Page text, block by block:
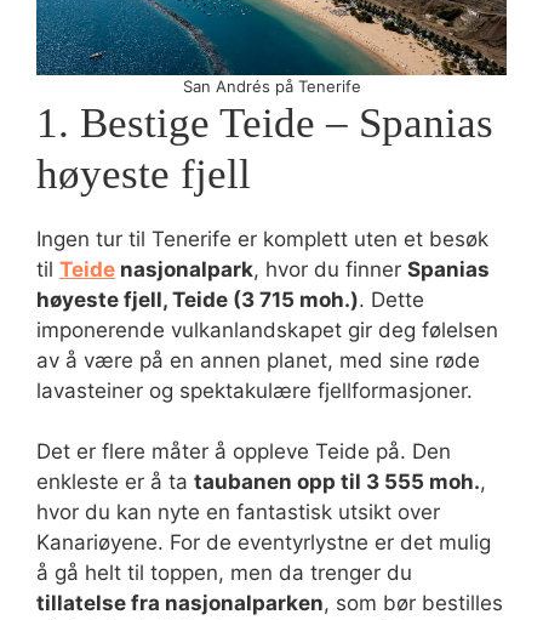
San Andrés på Tenerife
1. Bestige Teide – Spanias
høyeste fjell
Ingen tur til Tenerife er komplett uten et besøk
til Teide nasjonalpark, hvor du finner Spanias
høyeste fjell, Teide (3 715 moh.). Dette
imponerende vulkanlandskapet gir deg følelsen
av å være på en annen planet, med sine røde
lavasteiner og spektakulære fjellformasjoner.
Det er flere måter å oppleve Teide på. Den
enkleste er å ta taubanen opp til 3 555 moh.,
hvor du kan nyte en fantastisk utsikt over
Kanariøyene. For de eventyrlystne er det mulig
å gå helt til toppen, men da trenger du
tillatelse fra nasjonalparken, som bør bestilles